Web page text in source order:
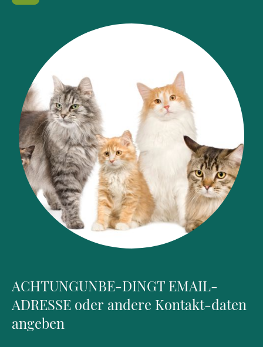
ACHTUNGUNBE-DINGT EMAIL-
ADRESSE oder andere Kontakt-daten
angeben